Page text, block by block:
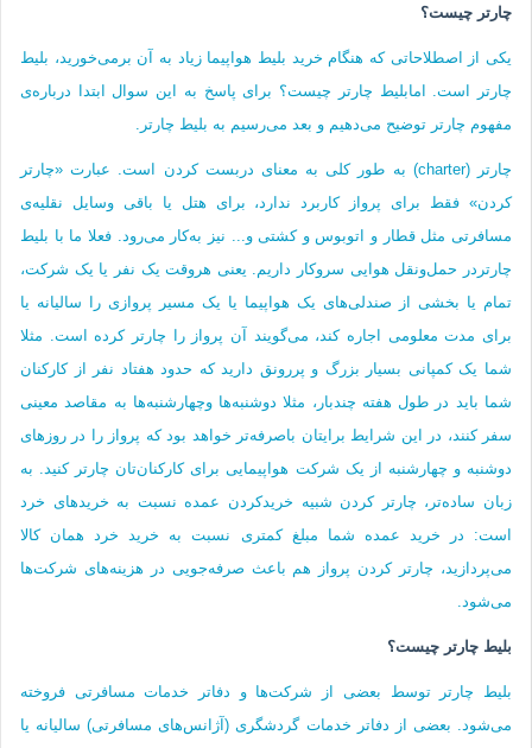
چارتر چیست؟
یکی از اصطلاحاتی که هنگام خرید بلیط هواپیما زیاد به آن برمی‌خورید، بلیط
چارتر است. امابلیط چارتر چیست؟ برای پاسخ به این سوال ابتدا درباره‌ی
مفهوم چارتر توضیح می‌دهیم و بعد می‌رسیم به بلیط چارتر.
چارتر (charter) به طور کلی به معنای دربست کردن است. عبارت «چارتر
کردن» فقط برای پرواز کاربرد ندارد، برای هتل یا باقی وسایل نقلیه‌ی
مسافرتی مثل قطار و اتوبوس و کشتی و... نیز به‌کار می‌رود. فعلا ما با بلیط
چارتردر حمل‌ونقل هوایی سروکار داریم. یعنی هروقت یک نفر یا یک شرکت،
تمام یا بخشی از صندلی‌های یک هواپیما یا یک مسیر پروازی را سالیانه یا
برای مدت معلومی اجاره کند، می‌گویند آن پرواز را چارتر کرده است. مثلا
شما یک کمپانی بسیار بزرگ و پررونق دارید که حدود هفتاد نفر از کارکنان
شما باید در طول هفته چندبار، مثلا دوشنبه‌ها وچهارشنبه‌ها به مقاصد معینی
سفر کنند، در این شرایط برایتان باصرفه‌تر خواهد بود که پرواز را در روزهای
دوشنبه و چهارشنبه از یک شرکت هواپیمایی برای کارکنان‌تان چارتر کنید. به
زبان ساده‌تر، چارتر کردن شبیه خریدکردن عمده نسبت به خریدهای خرد
است: در خرید عمده شما مبلغ کمتری نسبت به خرید خرد همان کالا
می‌‌پردازید، چارتر کردن پرواز هم باعث صرفه‌جویی در هزینه‌های شرکت‌ها
می‌شود.
بلیط چارتر چیست؟
بلیط چارتر توسط بعضی از شرکت‌ها و دفاتر خدمات مسافرتی فروخته
می‌شود. بعضی از دفاتر خدمات گردشگری (آژانس‌های مسافرتی) سالیانه یا